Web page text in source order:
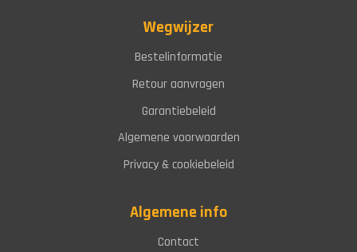
Wegwijzer
Bestelinformatie
Retour aanvragen
Garantiebeleid
Algemene voorwaarden
Privacy & cookiebeleid
Algemene info
Contact